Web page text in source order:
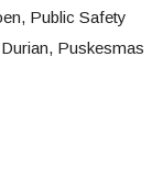
Public Safety
Puskesmas